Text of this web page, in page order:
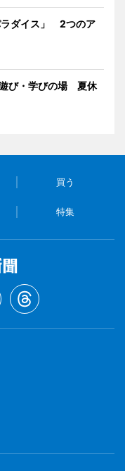
ラダイス」 2つのア
び・学びの場 夏休
買う
特集